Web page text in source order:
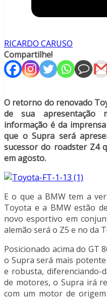
RICARDO CARUSO
Compartilhe!
O retorno do renovado
de sua apresentação
informação é da
que o Supra será
sucessor do roadster Z4
em agosto.
E o que a BMW tem a
Toyota e a BMW estão
novo esportivo em
alemão será o Z5 e no da
Posicionado acima do GT
o Supra será mais
e robusta, diferenciando-
de motores, o Supra irá
com um motor de